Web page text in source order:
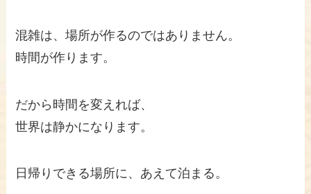
混雑は、場所が作るのではありません。
時間が作ります。
だから時間を変えれば、
世界は静かになります。
日帰りできる場所に、あえて泊まる。